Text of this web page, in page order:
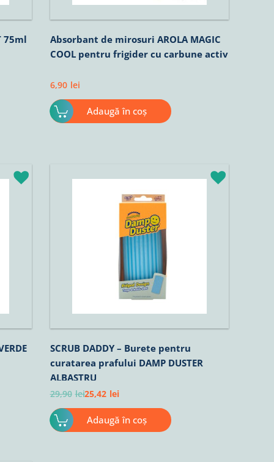
75ml
Absorbant de mirosuri AROLA MAGIC
COOL pentru frigider cu carbune activ
6,90 lei
Adaugă în coș
SCRUB DADDY – Burete pentru
curatarea prafului DAMP DUSTER
ALBASTRU
29,90 lei
inițial
25,42 lei
curent
25,42lei.
Adaugă în coș